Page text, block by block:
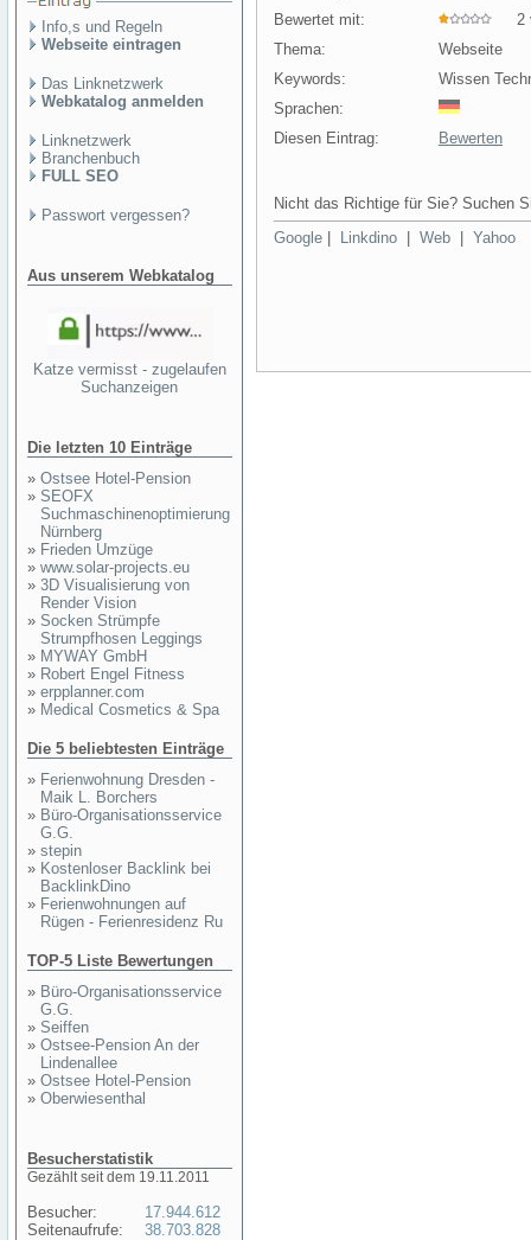
Info,s und Regeln
Webseite eintragen
Das Linknetzwerk
Webkatalog anmelden
Linknetzwerk
Branchenbuch
FULL SEO
Passwort vergessen?
Aus unserem Webkatalog
Katze vermisst - zugelaufen
Suchanzeigen
Die letzten 10 Einträge
» Ostsee Hotel-Pension
» SEOFX
Suchmaschinenoptimierung
Nürnberg
» Frieden Umzüge
» www.solar-projects.eu
» 3D Visualisierung von
Render Vision
» Socken Strümpfe
Strumpfhosen Leggings
» MYWAY GmbH
» Robert Engel Fitness
» erpplanner.com
» Medical Cosmetics & Spa
Die 5 beliebtesten Einträge
» Ferienwohnung Dresden -
Maik L. Borchers
» Büro-Organisationsservice
G.G.
» stepin
» Kostenloser Backlink bei
BacklinkDino
» Ferienwohnungen auf
Rügen - Ferienresidenz Ru
TOP-5 Liste Bewertungen
» Büro-Organisationsservice
G.G.
» Seiffen
» Ostsee-Pension An der
Lindenallee
» Ostsee Hotel-Pension
» Oberwiesenthal
Besucherstatistik
Gezählt seit dem 19.11.2011
Besucher:
Seitenaufrufe:
17.944.612
38.703.828
Bewertet mit:
2
Thema:
Webseite
Keywords:
Wissen
Sprachen:
Diesen Eintrag:
Bewerten
Nicht das Richtige für Sie? Suchen
Google
Linkdino Web Yahoo